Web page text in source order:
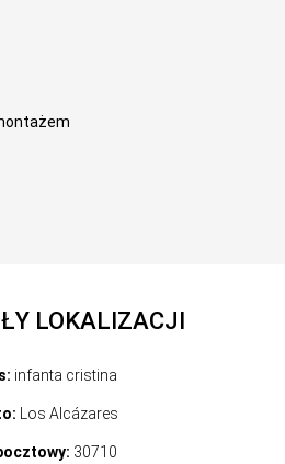
LOKALIZACJI
infanta cristina
Los Alcázares
30710